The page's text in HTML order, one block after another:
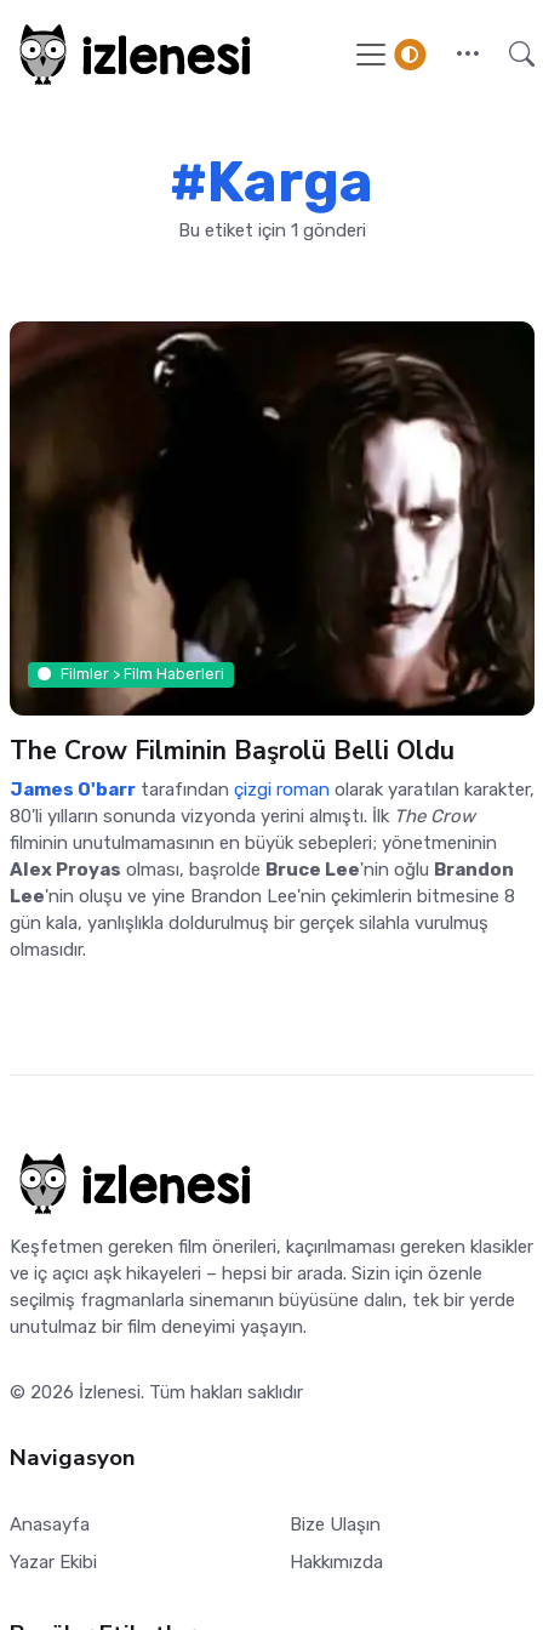
#Karga
Bu etiket için 1 gönderi
Filmler > Film Haberleri
The Crow Filminin Başrolü Belli Oldu
James O'barrtarafından çizgi romanolarak yaratılan karakter,
80'li yılların sonunda vizyonda yerini almıştı. İlk The Crow
filminin unutulmamasının en büyük sebepleri; yönetmeninin
Alex Proyas olması, başrolde Bruce Lee'nin oğlu Brandon
Lee'nin oluşu ve yine Brandon Lee'nin çekimlerin bitmesine 8
gün kala, yanlışlıkla doldurulmuş bir gerçek silahla vurulmuş
olmasıdır.
Keşfetmen gereken film önerileri, kaçırılmaması gereken klasikler
ve iç açıcı aşk hikayeleri – hepsi bir arada. Sizin için özenle
seçilmiş fragmanlarla sinemanın büyüsüne dalın, tek bir yerde
unutulmaz bir film deneyimi yaşayın.
© 2026 İzlenesi. Tüm hakları saklıdır
Navigasyon
Anasayfa
Yazar Ekibi
Bize Ulaşın
Hakkımızda